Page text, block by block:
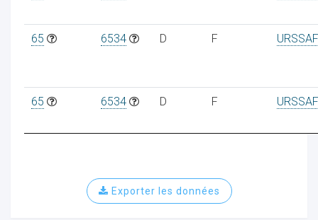
65 6534 D F
65 6534 D F
Exporter les données